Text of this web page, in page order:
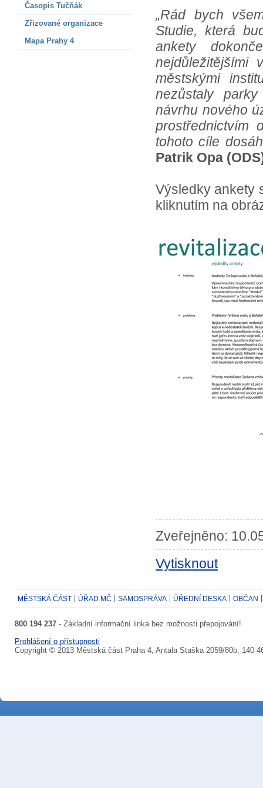
Časopis Tučňák
Zřizované organizace
Mapa Prahy 4
„Rád bych
Studie, která
ankety
městskými
nezůstaly
návrhu nového
prostřednictvím
tohoto cíle
Patrik Opa
Výsledky ankety
kliknutím na
Zveřejněno:
Vytisknout
MĚSTSKÁ ČÁST ÚŘAD MČ SAMOSPRÁVA ÚŘEDNÍ DESKA OBČAN
800 194 237 - Základní informační linka bez možnosti přepojování!
Prohlášení o přístupnosti
Copyright © 2013 Městská část Praha 4, Antala Staška 2059/80b, 140